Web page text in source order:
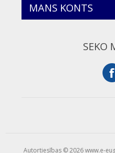
MANS KONTS
SEKO
Autortiesības © 2026 www.e-